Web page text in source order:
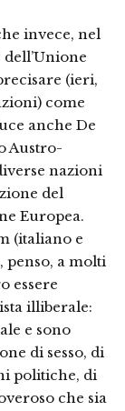
invece, nel
(ieri,
come
anche De
Austro-
nazioni
del
Europea.
(italiano e
penso, a molti
essere
illiberale:
e sono
di sesso, di
politiche, di
che sia